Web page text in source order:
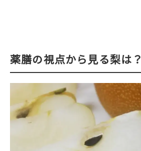
薬膳の視点から見る梨は？